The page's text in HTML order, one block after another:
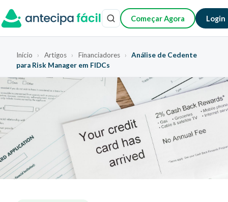
Começar Agora Login
Início › Artigos › Financiadores ›
Análise de Cedente
para Risk Manager em FIDCs